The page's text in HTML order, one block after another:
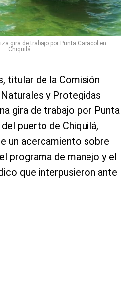
gira de trabajo por Punta Caracol en
Chiquilá.
titular de la Comisión
y Protegidas
gira de trabajo por Punta
puerto de Chiquilá,
un acercamiento sobre
programa de manejo y el
que interpusieron ante